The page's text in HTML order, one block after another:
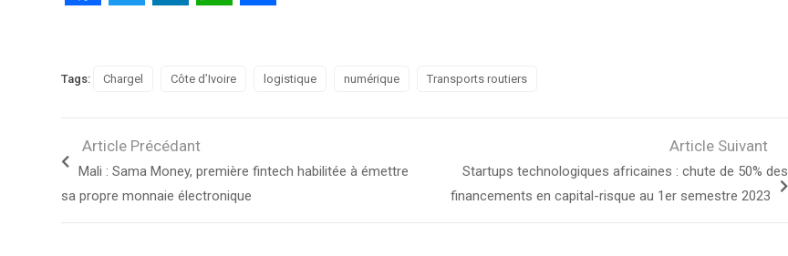
Tags: Chargel Côte d’Ivoire logistique numérique Transports routiers
Article Précédant
Mali : Sama Money, première fintech habilitée à émettre
sa propre monnaie électronique
Article Suivant
Startups technologiques africaines : chute de 50% des
financements en capital-risque au 1er semestre 2023